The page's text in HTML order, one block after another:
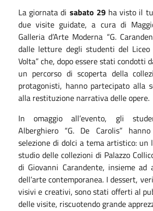
La giornata di sabato 29ha visto il
due visite guidate, a cura di
Galleria d’Arte Moderna “G.
dalle letture degli studenti del Liceo
Volta” che, dopo essere stati condotti
un percorso di scoperta della
protagonisti, hanno partecipato alla
alla restituzione narrativa delle opere.
In omaggio all’evento, gli
Alberghiero “G. De Carolis”
selezione di dolci a tema artistico: un
studio delle collezioni di Palazzo
di Giovanni Carandente, insieme ad
dell’arte contemporanea. I dessert,
visivi e creativi, sono stati offerti al
delle visite, riscuotendo grande